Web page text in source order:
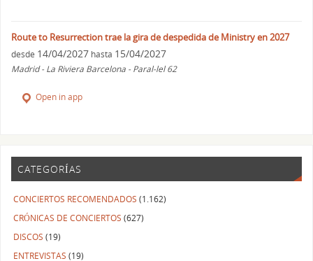
Route to Resurrection trae la gira de despedida de Ministry en 2027
desde 14/04/2027 hasta 15/04/2027
Madrid - La Riviera Barcelona - Paral-lel 62
Open in app
CATEGORÍAS
CONCIERTOS RECOMENDADOS (1.162)
CRÓNICAS DE CONCIERTOS (627)
DISCOS (19)
ENTREVISTAS (19)